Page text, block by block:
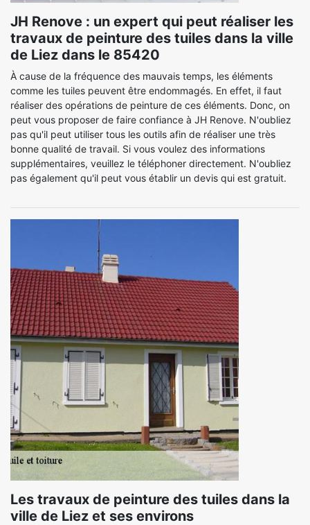
JH Renove : un expert qui peut réaliser les
travaux de peinture des tuiles dans la ville
de Liez dans le 85420
À cause de la fréquence des mauvais temps, les éléments
comme les tuiles peuvent être endommagés. En effet, il faut
réaliser des opérations de peinture de ces éléments. Donc, on
peut vous proposer de faire confiance à JH Renove. N'oubliez
pas qu'il peut utiliser tous les outils afin de réaliser une très
bonne qualité de travail. Si vous voulez des informations
supplémentaires, veuillez le téléphoner directement. N'oubliez
pas également qu'il peut vous établir un devis qui est gratuit.
Les travaux de peinture des tuiles dans la
ville de Liez et ses environs